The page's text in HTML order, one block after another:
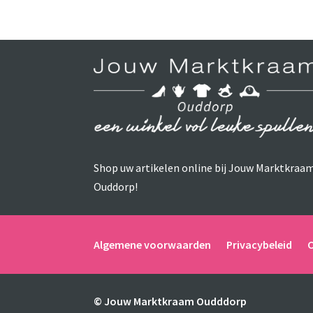
Shop uw artikelen online bij Jouw
Ouddorp!
Algemene voorwaarden Privacybeleid
© Jouw Marktkraam Oudddorp